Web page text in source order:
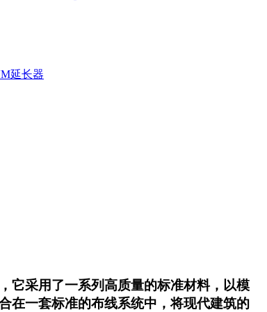
延长器
它采用了一系列高质量的标准材料，以模
在一套标准的布线系统中，将现代建筑的